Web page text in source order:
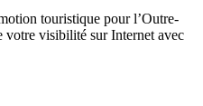
touristique pour l’Outre-
votre visibilité sur Internet avec